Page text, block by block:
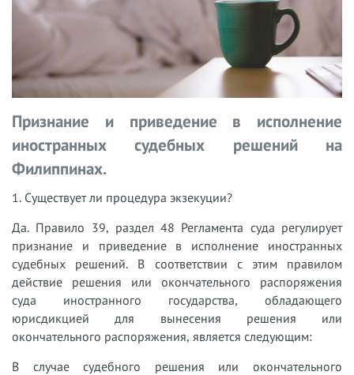
Признание и приведение в исполнение
иностранных судебных решений на
Филиппинах.
1. Существует ли процедура экзекуции?
Да. Правило 39, раздел 48 Регламента суда регулирует
признание и приведение в исполнение иностранных
судебных решений. В соответствии с этим правилом
действие решения или окончательного распоряжения
суда иностранного государства, обладающего
юрисдикцией для вынесения решения или
окончательного распоряжения, является следующим:
В случае судебного решения или окончательного